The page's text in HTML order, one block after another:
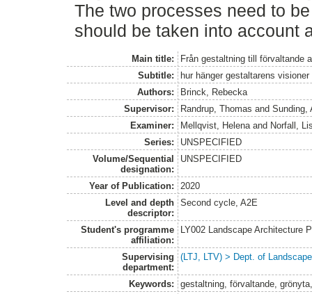
The two processes need to
should be taken into account
Main title:
Från gestaltning till förvaltande
Subtitle:
hur hänger gestaltarens
Authors:
Brinck, Rebecka
Supervisor:
Randrup, Thomas andSunding,
Examiner:
Mellqvist, Helena and Norfall,
Series:
UNSPECIFIED
Volume/Sequential
designation:
UNSPECIFIED
Year of Publication:
2020
Level and depth
descriptor:
Second cycle, A2E
Student's programme
affiliation:
LY002 Landscape Architecture
Supervising
department:
(LTJ, LTV) > Dept. of
Keywords:
gestaltning, förvaltande,